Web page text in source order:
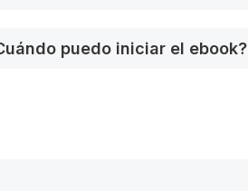
puedo iniciar el ebook?